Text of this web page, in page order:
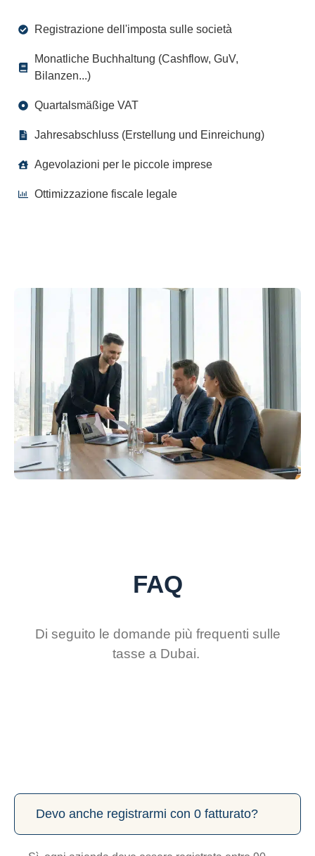
Registrazione dell'imposta sulle società
Monatliche Buchhaltung (Cashflow, GuV,
Bilanzen...)
Quartalsmäßige VAT
Jahresabschluss (Erstellung und Einreichung)
Agevolazioni per le piccole imprese
Ottimizzazione fiscale legale
FAQ
Di seguito le domande più frequenti sulle
tasse a Dubai.
Devo anche registrarmi con 0 fatturato?